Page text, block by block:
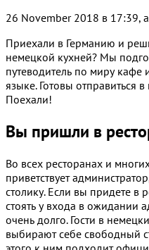
26 November 2018 в 17:39,
Приехали в Германию и
немецкой кухней? Мы
путеводитель по миру
языке. Готовы отправиться
Поехали!
Вы пришли в
Во всех ресторанах и
приветствует
столику. Если вы придете в
стоять у входа в ожидании
очень долго. Гости в
выбирают себе свободный